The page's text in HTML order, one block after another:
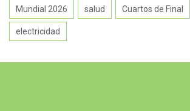
Mundial 2026 salud Cuartos de Final
electricidad